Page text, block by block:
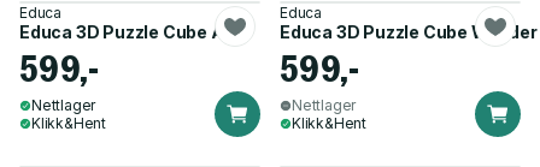
Educa
Educa 3D Puzzle Cube Art
599,-
Nettlager
Klikk&Hent
Educa
Educa 3D Puzzle Cube Wonder
599,-
Nettlager
Klikk&Hent